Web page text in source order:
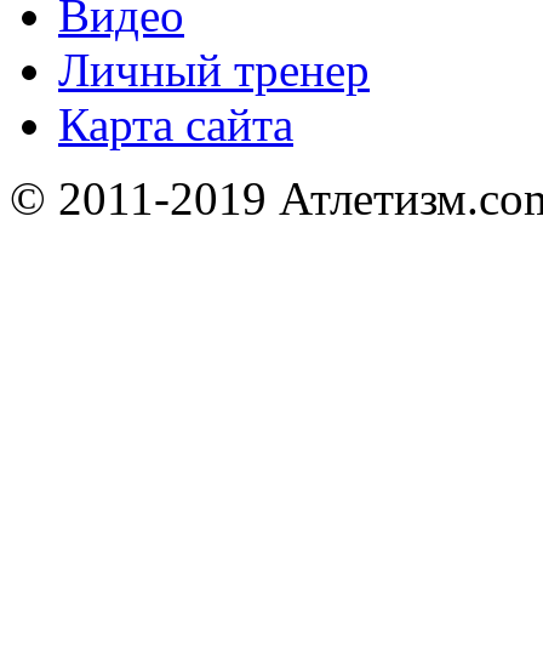
Видео
Личный тренер
Карта сайта
© 2011-2019